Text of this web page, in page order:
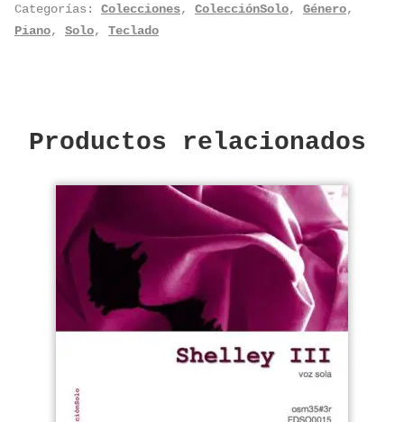
Categorías: Colecciones, ColecciónSolo, Género,
Piano, Solo, Teclado
Productos relacionados